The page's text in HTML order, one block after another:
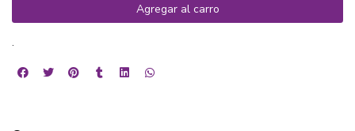
Agregar al carro
.